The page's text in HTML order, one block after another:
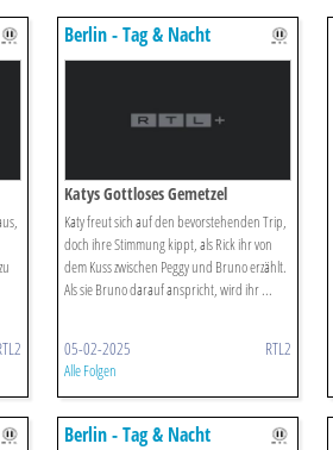
Berlin - Tag & Nacht
Katys Gottloses Gemetzel
Katy freut sich auf den bevorstehenden Trip,
doch ihre Stimmung kippt, als Rick ihr von
dem Kuss zwischen Peggy und Bruno erzählt.
Als sie Bruno darauf anspricht, wird ihr ...
05-02-2025 RTL2
Alle Folgen
Berlin - Tag & Nacht